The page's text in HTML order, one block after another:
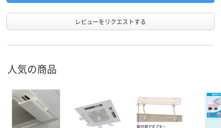
レビューをリクエストする
人気の商品